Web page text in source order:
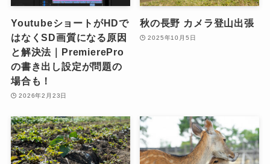
YoutubeショートがHDで
はなくSD画質になる原因
と解決法｜PremierePro
の書き出し設定が問題の
場合も！
2026年2月23日
秋の長野 カメラ登山出張
2025年10月5日